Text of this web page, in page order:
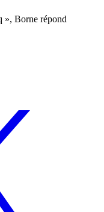
», Borne répond